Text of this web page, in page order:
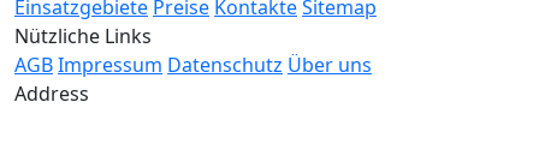
Einsatzgebiete Preise KontakteSitemap
Nützliche Links
AGBImpressum Datenschutz Über uns
Address